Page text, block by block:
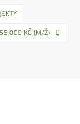
000 KČ (M/Ž)